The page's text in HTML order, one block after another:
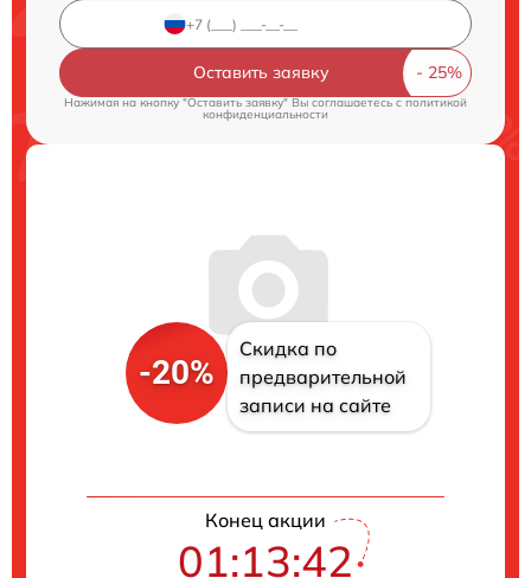
Оставить заявку
Нажимая на кнопку "Оставить заявку" Вы соглашаетесь cполитикой
конфиденциальности
-20%
Скидка по
предварительной
записи на сайте
Конец акции
01:13:41